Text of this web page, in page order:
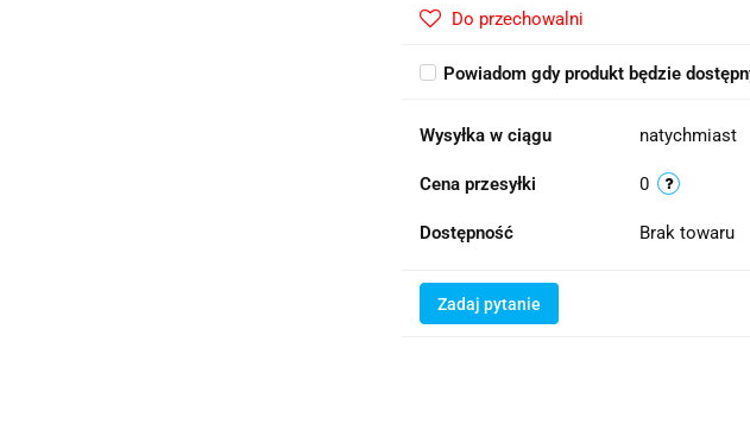
Do przechowalni
Powiadom gdy produkt będzie
Wysyłka w ciągu natychmiast
Cena przesyłki 0
Dostępność Brak towaru
Zadaj pytanie